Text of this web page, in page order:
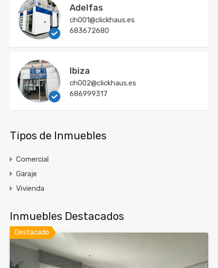
Adelfas
ch001@clickhaus.es
683672680
Ibiza
ch002@clickhaus.es
686999317
Tipos de Inmuebles
Comercial
Garaje
Vivienda
Inmuebles Destacados
Destacado